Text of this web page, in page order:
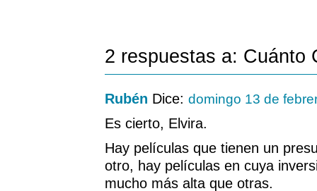
2 respuestas a: Cuánto
Rubén Dice: domingo 13 de
Es cierto, Elvira.
Hay películas que tienen un
otro, hay películas en cuya
mucho más alta que otras.